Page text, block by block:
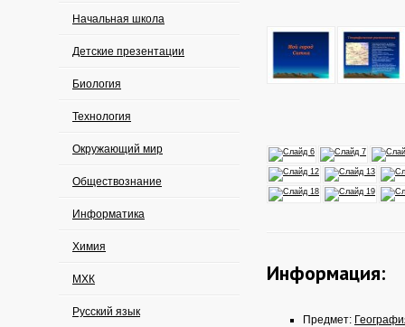
Начальная школа
Детские презентации
Биология
Технология
Окружающий мир
Обществознание
Информатика
Химия
МХК
Русский язык
Информация:
Предмет: